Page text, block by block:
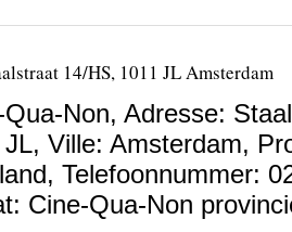
14/HS, 1011 JL Amsterdam
Non, Adresse:
JL, Ville: Amsterdam,
, Telefoonnummer:
Cine-Qua-Non